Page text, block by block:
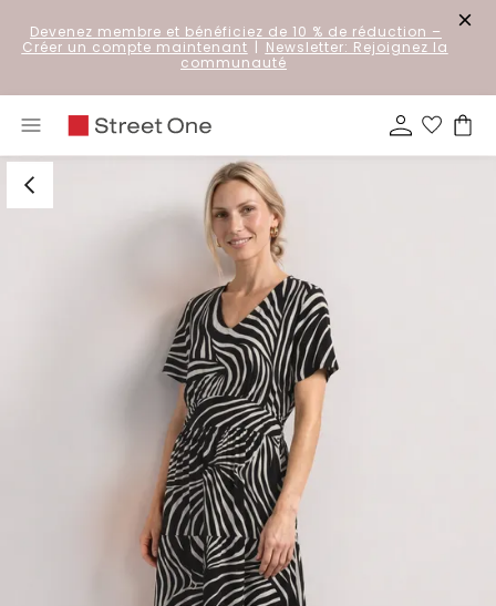
Devenez membre et bénéficiez de 10 % de réduction –
Créer un compte maintenant | Newsletter: Rejoignez la
communauté